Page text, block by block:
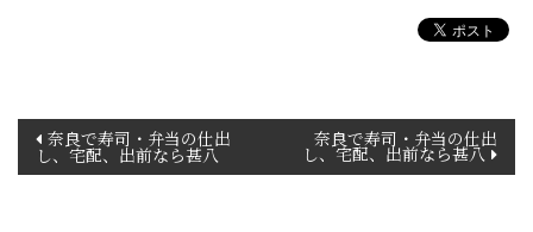
奈良で寿司・弁当の仕出
し、宅配、出前なら甚八
奈良で寿司・弁当の仕出
し、宅配、出前なら甚八